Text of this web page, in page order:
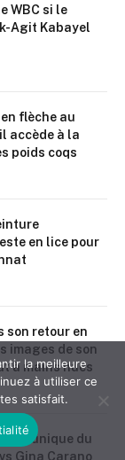
WBC si le
Agit Kabayel
flèche au
accède à la
poids coqs
en lice pour
son retour en
images de son
à mains nues
unique du
Gina Carano
la meilleure
à utiliser ce
satisfait.